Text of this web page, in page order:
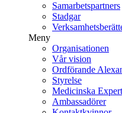
Samarbetspartners
Stadgar
Meny
Organisationen
Vår vision
Ordförande
Styrelse
Medicinska
Ambassadörer